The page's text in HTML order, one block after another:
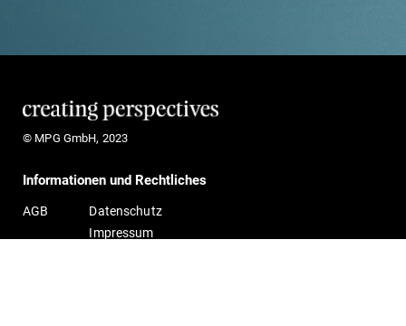
© MPG GmbH, 2023
Informationen und Rechtliches
AGB
Datenschutz
Impressum